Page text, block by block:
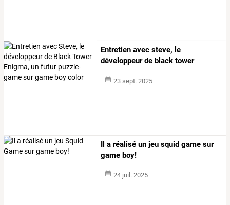
Entretien avec steve, le
développeurde black tower
23 sept. 2025
Il a réalisé un jeu squid game sur
game boy!
24 juil. 2025